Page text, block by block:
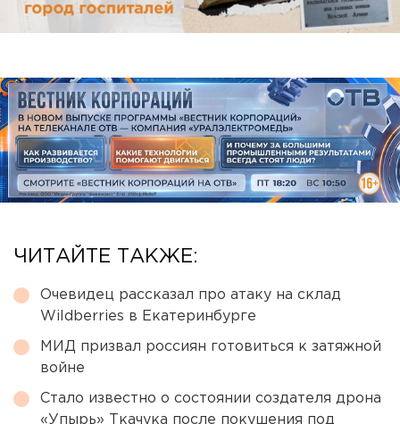
ЧИТАЙТЕ ТАКЖЕ:
Очевидец рассказал про атаку на склад
Wildberries в Екатеринбурге
МИД призвал россиян готовиться к затяжной
войне
Стало известно о состоянии создателя дрона
«Упырь» Ткачука после покушения под